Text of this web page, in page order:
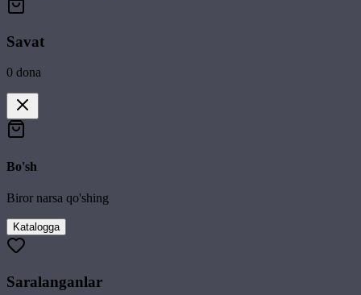
Savat
0 dona
Bo'sh
Biror narsa qo'shing
Katalogga
Saralanganlar